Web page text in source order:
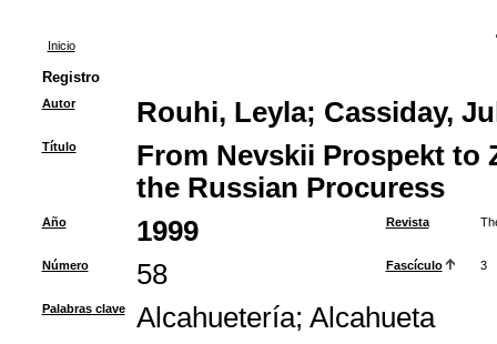
Inicio
Registro
Autor Rouhi, Leyla; Cassiday,
Título
From Nevskii Prospekt to
the Russian Procuress
Año 1999 Revista
Número 58 Fascículo 3
Palabras clave Alcahuetería; Alcahueta